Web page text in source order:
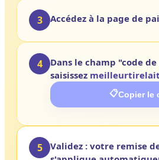
3 Accédez à la page de
4
Dans le champ "code
saisissez meilleurtirelait
📋Copier le
5 Validez : votre remise